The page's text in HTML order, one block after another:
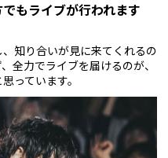
もライブが行われます
知り合いが見に来てくれるの
全力でライブを届けるのが、
っています。